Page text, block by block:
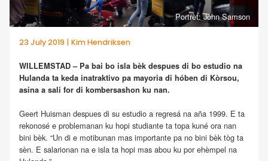
Portrèt: John Samson
23 July 2019 | Kim Hendriksen
WILLEMSTAD – Pa bai bo isla bèk despues di bo estudio na
Hulanda ta keda inatraktivo pa mayoria di hóben di Kòrsou,
asina a sali for di kombersashon ku nan.
Geert Huisman despues di su estudio a regresá na aña 1999. E ta
rekonosé e problemanan ku hopi studiante ta topa kuné ora nan
bini bèk. “Un di e motibunan mas importante pa no bini bèk tòg ta
sèn. E salarionan na e isla ta hopi mas abou ku por ehèmpel na